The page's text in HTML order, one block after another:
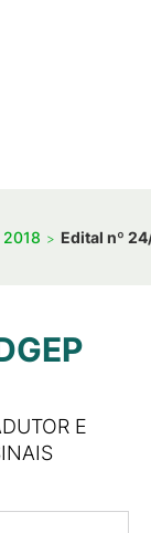
2018 Edital nº
E